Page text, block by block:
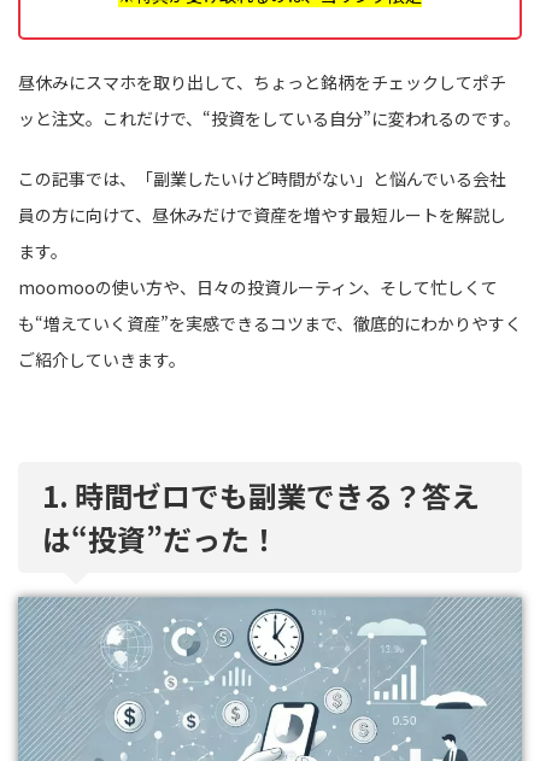
昼休みにスマホを取り出して、ちょっと銘柄をチェックしてポチ
ッと注文。これだけで、“投資をしている自分”に変われるのです。
この記事では、「副業したいけど時間がない」と悩んでいる会社
員の方に向けて、昼休みだけで資産を増やす最短ルートを解説し
ます。
moomooの使い方や、日々の投資ルーティン、そして忙しくて
も“増えていく資産”を実感できるコツまで、徹底的にわかりやすく
ご紹介していきます。
1. 時間ゼロでも副業できる？答え
は“投資”だった！